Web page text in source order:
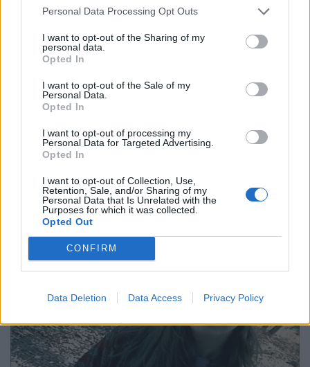
Personal Data Processing Opt Outs
I want to opt-out of the Sharing of my
personal data.
Opted In
I want to opt-out of the Sale of my
Personal Data.
Opted In
I want to opt-out of processing my
Personal Data for Targeted Advertising.
Opted In
I want to opt-out of Collection, Use,
Retention, Sale, and/or Sharing of my
Personal Data that Is Unrelated with the
Purposes for which it was collected.
Opted Out
CONFIRM
Data Deletion Data Access Privacy Policy
Όταν η παρηγοριά έχει γραφτεί σε κώδικα
23.07.26
η στιγμή που μια κοινωνία αρχίζει να πιστεύει ότι ένας
αλγόριθμος μπορεί να αντικαταστήσει τον άνθρωπο στις πιο
εύθραυστες στιγμές της ζωής.